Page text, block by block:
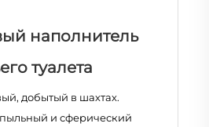
наполнитель
туалета
добытый в шахтах.
и сферический